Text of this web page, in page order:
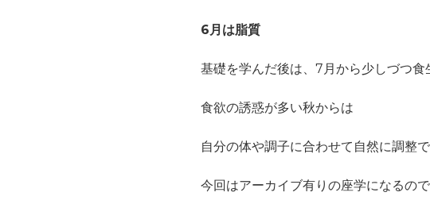
6月は脂質
基礎を学んだ後は、7月から少しづつ
食欲の誘惑が多い秋からは
自分の体や調子に合わせて自然に調整
今回はアーカイブ有りの座学になるので